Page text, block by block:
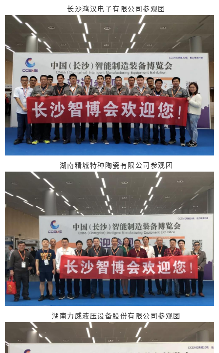
长沙鸿汉电子有限公司参观团
湖南精城特种陶瓷有限公司参观团
湖南力威液压设备股份有限公司参观团